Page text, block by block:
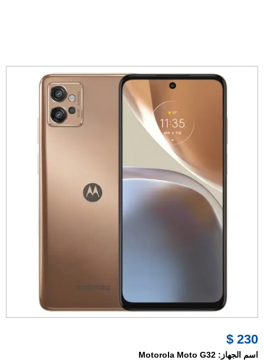
230 $
اسم الجهاز: Motorola Moto G32